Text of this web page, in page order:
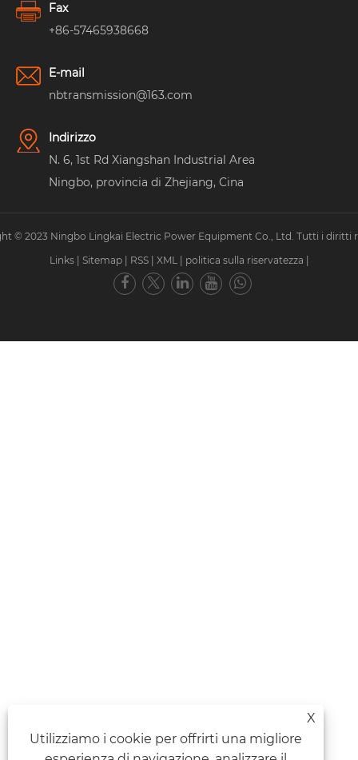
Fax
+86-57465938668
E-mail
nbtransmission@163.com
Indirizzo
N. 6, 1st Rd Xiangshan Industrial Area
Ningbo, provincia di Zhejiang, Cina
© 2023 Ningbo Lingkai Electric Power Equipment Co., Ltd. Tutti i diritti
Links
Sitemap RSS XML politica sulla riservatezza
X
Utilizziamo i cookie per offrirti una migliore